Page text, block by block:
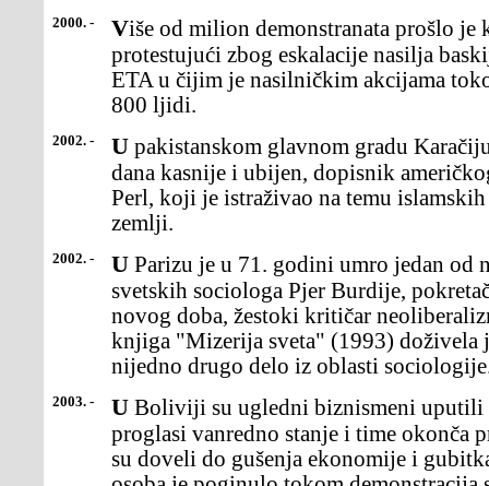
2000. - Više od milion demonstranata prošlo je kroz centar Madrida
protestujući zbog eskalacije nasilja
ETA u čijim je nasilničkim akcijama
800 ljidi.
2002. - U pakistanskom glavnom gradu Karačiju kidnapovan je, a mesec
dana kasnije i ubijen, dopisnik
Perl, koji je istraživao na temu
zemlji.
2002. - U Parizu je u 71. godini umro jedan od najpoznatijih francuskih i
svetskih sociologa Pjer Burdije,
novog doba, žestoki kritičar
knjiga "Mizerija sveta" (1993) doživela
nijedno drugo delo iz oblasti
2003. - U Boliviji su ugledni biznismeni uputili apel vladi da odmah
proglasi vanredno stanje i time okonča
su doveli do gušenja ekonomije i